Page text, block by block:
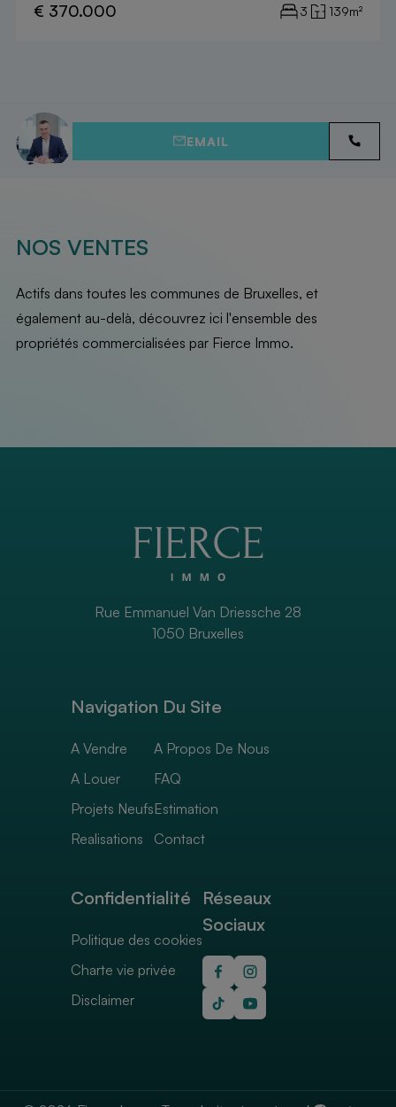
€ 370.000 3 139m²
EMAIL
NOS VENTES
Actifs dans toutes les communes de Bruxelles, et
également au-delà, découvrez ici l'ensemble des
propriétés commercialisées par Fierce Immo.
Navigation Du Site
A Vendre
A Louer
Projets Neufs
Realisations
A Propos De Nous
FAQ
Estimation
Contact
Rue Emmanuel Van Driessche 28
1050 Bruxelles
Confidentialité
Politique des cookies
Charte vie privée
Disclaimer
Réseaux
Sociaux